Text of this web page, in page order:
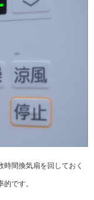
間換気扇を回しておく
です。